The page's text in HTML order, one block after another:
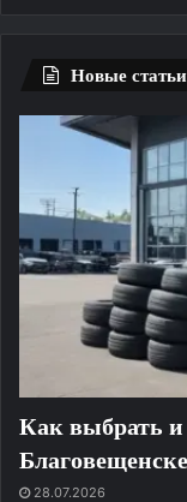
Новые статьи
Как выбрать
28.07.2026